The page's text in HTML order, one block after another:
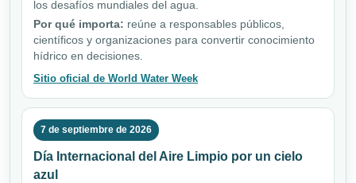
los desafíos mundiales del agua.
Por qué importa: reúne a responsables públicos,
científicos y organizaciones para convertir conocimiento
hídrico en decisiones.
Sitio oficial de World Water Week
7 de septiembre de 2026
Día Internacional del Aire Limpio por un cielo
azul